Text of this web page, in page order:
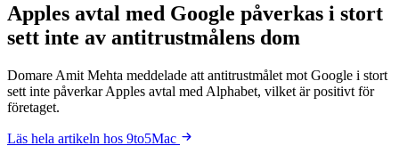
Apples avtal med Google påverkas i stort
sett inte av antitrustmålens dom
Domare Amit Mehta meddelade att antitrustmålet mot Google i stort
sett inte påverkar Apples avtal med Alphabet, vilket är positivt för
företaget.
Läs hela artikeln hos 9to5Mac